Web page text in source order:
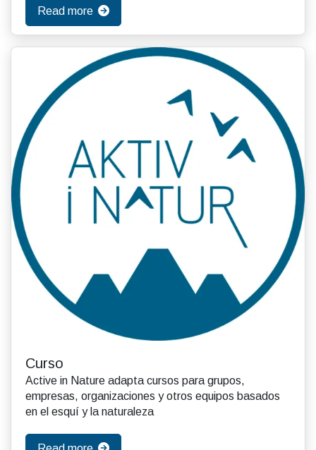
Read more
Curso
Active in Nature adapta cursos para grupos,
empresas, organizaciones y otros equipos basados
en el esquí y la naturaleza